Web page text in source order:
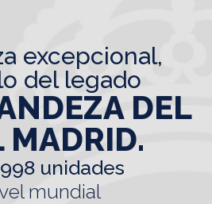
del legado
DEL
MADRID.
unidades
mundial